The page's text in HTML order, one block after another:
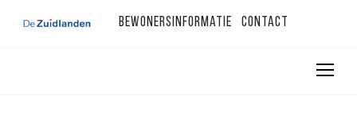
Bewonersinformatie Contact